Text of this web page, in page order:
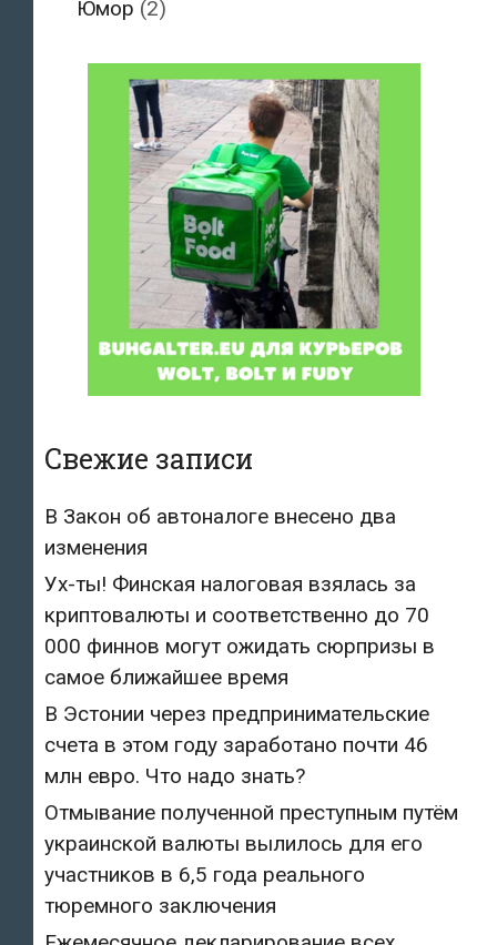
Юмор (2)
Свежие записи
В Закон об автоналоге внесено два
изменения
Ух-ты! Финская налоговая взялась за
криптовалюты и соответственно до 70
000 финнов могут ожидать сюрпризы в
самое ближайшее время
В Эстонии через предпринимательские
счета в этом году заработано почти 46
млн евро. Что надо знать?
Отмывание полученной преступным путём
украинской валюты вылилось для его
участников в 6,5 года реального
тюремного заключения